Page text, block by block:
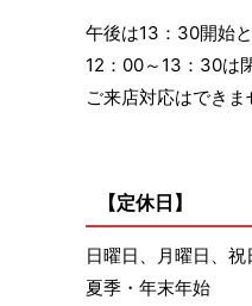
午後は13：30開始と
12：00～13：30は
ご来店対応はできま
【定休日】
日曜日、月曜日、祝
夏季・年末年始